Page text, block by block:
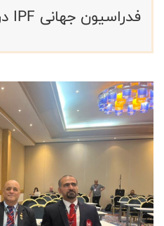
فدراسیون جهانی IPF در آمد.